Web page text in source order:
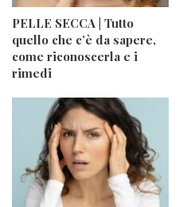
PELLE SECCA | Tutto
quello che c’è da sapere,
come riconoscerla e i
rimedi